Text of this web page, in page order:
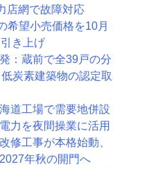
店網で故障対応
希望小売価格を10月
き上げ
：蔵前で全39戸の分
炭素建築物の認定取
道工場で需要地併設
力を夜間操業に活用
修工事が本格始動、
年秋の開門へ